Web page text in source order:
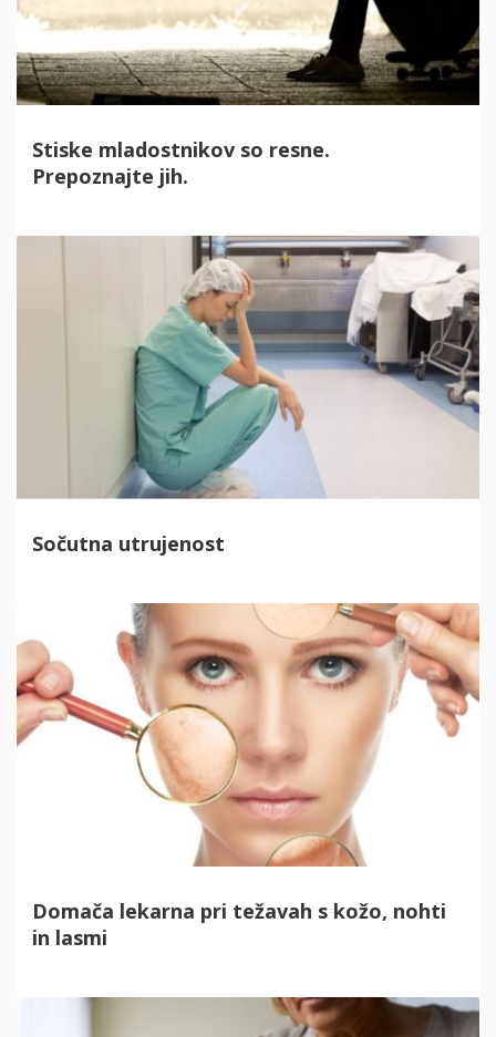
Stiske mladostnikov so resne.
Prepoznajte jih.
Sočutna utrujenost
Domača lekarna pri težavah s kožo, nohti
in lasmi